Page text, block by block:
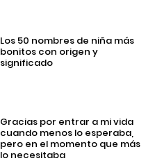
Los 50 nombres de niña más
bonitos con origen y
significado
Gracias por entrar a mi vida
cuando menos lo esperaba,
pero en el momento que más
lo necesitaba